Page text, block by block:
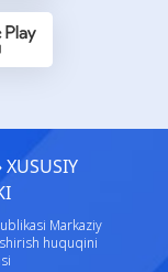
Markaziy
huquqini